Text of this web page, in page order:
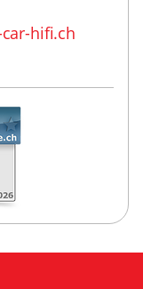
hifi.ch